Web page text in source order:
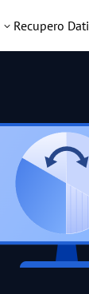
Recupero Dati